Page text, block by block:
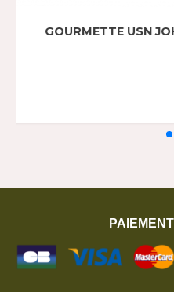
GOURMETTE SGT